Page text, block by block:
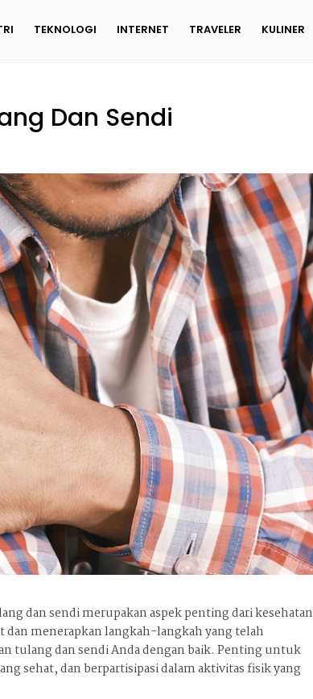
TEKNOLOGI INTERNET TRAVELER KULINER
Dan Sendi
dan sendi merupakan aspek penting dari kesehatan
dan menerapkan langkah-langkah yang telah
tulang dan sendi Anda dengan baik. Penting untuk
sehat, dan berpartisipasi dalam aktivitas fisik yang